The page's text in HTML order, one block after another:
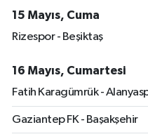
15 Mayıs, Cuma
Rizespor - Beşiktaş
16 Mayıs, Cumartesi
Fatih Karagümrük -
Gaziantep FK - Başakşehir